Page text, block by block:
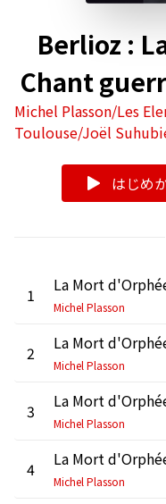
Berlioz :
Chant
Michel Plasson/Les
Toulouse/Joël
はじめ
1
Michel Plasson
2
Michel Plasson
3
Michel Plasson
4
Michel Plasson